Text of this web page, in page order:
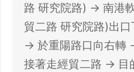
21 人以上大型訂位，請
@eztable
路 研究院路) → 南港
貿二路 研究院路)出
→ 於重陽路口向右轉
接著走經貿二路 → 目
登
確定要